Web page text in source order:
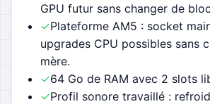
GPU futur sans changer de
✓Plateforme AM5 : socket
upgrades CPU possibles sans
mère.
✓64 Go de RAM avec 2 slots
✓Profil sonore travaillé :